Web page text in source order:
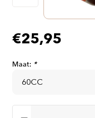
€25,95
Maat: *